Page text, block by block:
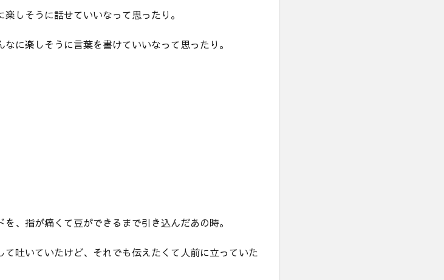
しそうに話せていいなって思ったり。
に楽しそうに言葉を書けていいなって思ったり。
、指が痛くて豆ができるまで引き込んだあの時。
吐いていたけど、それでも伝えたくて人前に立っていた